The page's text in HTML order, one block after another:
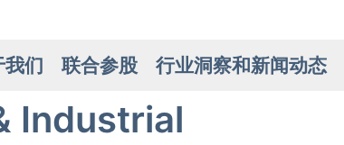
我们 联合参股 行业洞察和新闻动态
Industrial